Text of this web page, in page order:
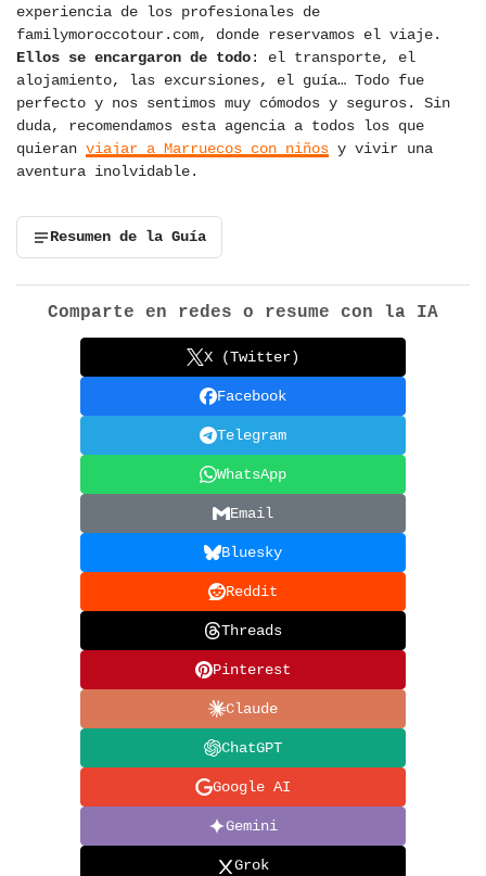
experiencia de los profesionales de
familymoroccotour.com, donde reservamos el viaje.
Ellos se encargaron de todo: el transporte, el
alojamiento, las excursiones, el guía… Todo fue
perfecto y nos sentimos muy cómodos y seguros. Sin
duda, recomendamos esta agencia a todos los que
quieran viajar a Marruecos con niños y vivir una
aventura inolvidable.
Resumen de la Guía
Comparte en redes o resume con la IA
X (Twitter)
Facebook
Telegram
WhatsApp
Email
Bluesky
Reddit
Threads
Pinterest
Claude
ChatGPT
Google AI
Gemini
Grok